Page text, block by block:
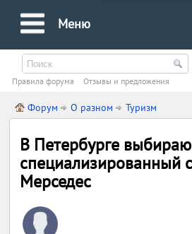
Меню
Правила форума Oтзывы и предложения
Форум О разном Туризм
В Петербурге выбираю
специализированный
Мерседес